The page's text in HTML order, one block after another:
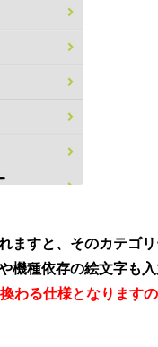
ますと、そのカテゴ
機種依存の絵文字も入
わる仕様となります